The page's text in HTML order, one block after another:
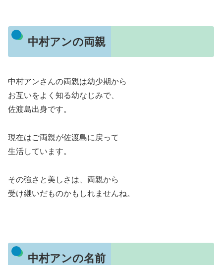
中村アンの両親
中村アンさんの両親は幼少期から
お互いをよく知る幼なじみで、
佐渡島出身です。
現在はご両親が佐渡島に戻って
生活しています。
その強さと美しさは、両親から
受け継いだものかもしれませんね。
中村アンの名前